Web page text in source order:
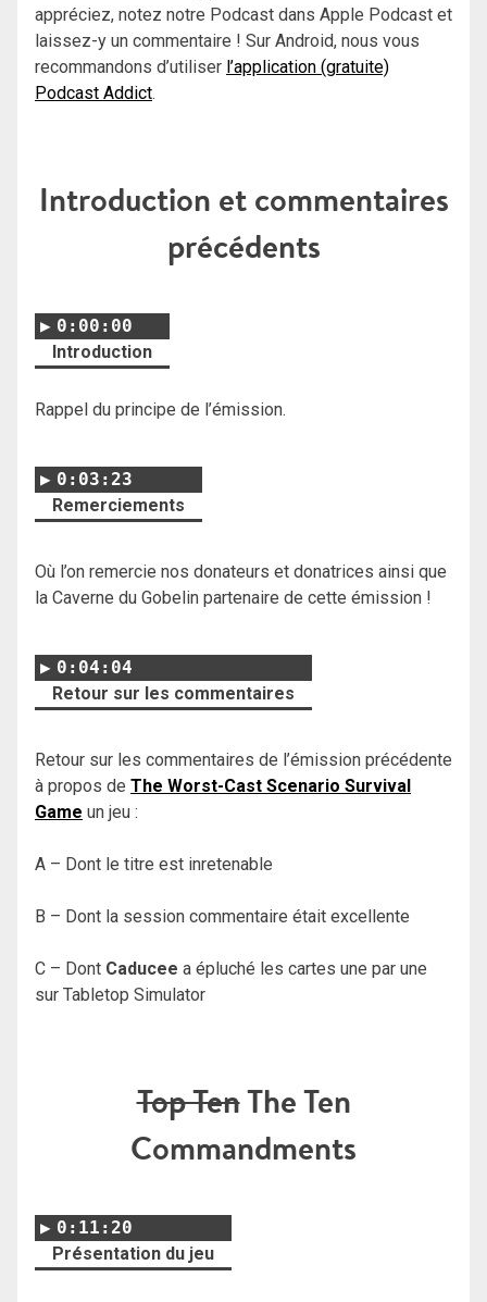
appréciez, notez notre Podcast dans Apple Podcast et
laissez-y un commentaire ! Sur Android, nous vous
recommandons d’utiliser l’application (gratuite)
Podcast Addict.
Introduction et commentaires
précédents
0:00:00
Introduction
Rappel du principe de l’émission.
0:03:23
Remerciements
Où l’on remercie nos donateurs et donatrices ainsi que
la Caverne du Gobelin partenaire de cette émission !
0:04:04
Retour sur les commentaires
Retour sur les commentaires de l’émission précédente
à propos de The Worst-Cast Scenario Survival
Game un jeu :
A – Dont le titre est inretenable
B – Dont la session commentaire était excellente
C – Dont Caducee a épluché les cartes une par une
sur Tabletop Simulator
Top TenThe Ten
Commandments
0:11:20
Présentation du jeu